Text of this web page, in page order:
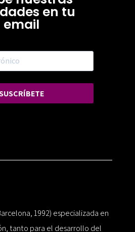
en tu
email
1992) especializada en
tanto para el desarrollo del